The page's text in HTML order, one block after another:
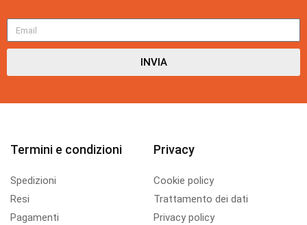
INVIA
Termini e condizioni
Spedizioni
Resi
Pagamenti
Privacy
Cookie policy
Trattamento dei dati
Privacy policy